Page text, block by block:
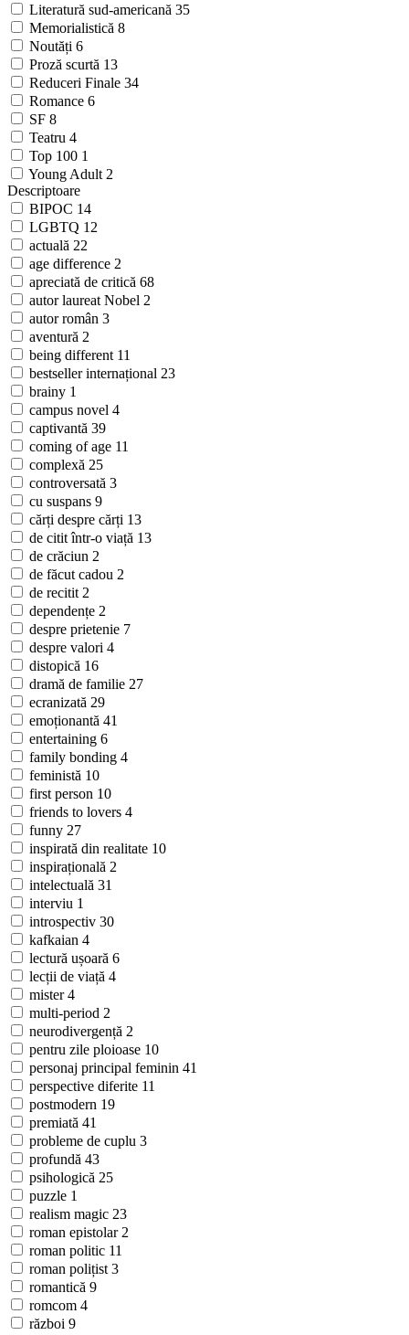
Literatură sud-americană 35
Memorialistică 8
Noutăți 6
Proză scurtă 13
Reduceri Finale 34
Romance 6
SF 8
Teatru 4
Top 100 1
Young Adult 2
Descriptoare
BIPOC 14
LGBTQ 12
actuală 22
age difference 2
apreciată de critică 68
autor laureat Nobel 2
autor român 3
aventură 2
being different 11
bestseller internațional 23
brainy 1
campus novel 4
captivantă 39
coming of age 11
complexă 25
controversată 3
cu suspans 9
cărți despre cărți 13
de citit într-o viață 13
de crăciun 2
de făcut cadou 2
de recitit 2
dependențe 2
despre prietenie 7
despre valori 4
distopică 16
dramă de familie 27
ecranizată 29
emoționantă 41
entertaining 6
family bonding 4
feministă 10
first person 10
friends to lovers 4
funny 27
inspirată din realitate 10
inspirațională 2
intelectuală 31
interviu 1
introspectiv 30
kafkaian 4
lectură ușoară 6
lecții de viață 4
mister4
multi-period 2
neurodivergență 2
pentru zile ploioase 10
personaj principal feminin 41
perspective diferite 11
postmodern 19
premiată 41
probleme de cuplu 3
profundă 43
psihologică 25
puzzle 1
realism magic 23
roman epistolar 2
roman politic 11
roman polițist 3
romantică 9
romcom 4
război 9